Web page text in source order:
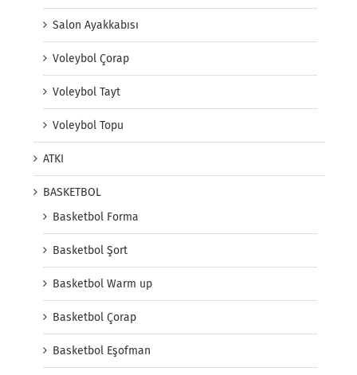
Salon Ayakkabısı
Voleybol Çorap
Voleybol Tayt
Voleybol Topu
ATKI
BASKETBOL
Basketbol Forma
Basketbol Şort
Basketbol Warm up
Basketbol Çorap
Basketbol Eşofman